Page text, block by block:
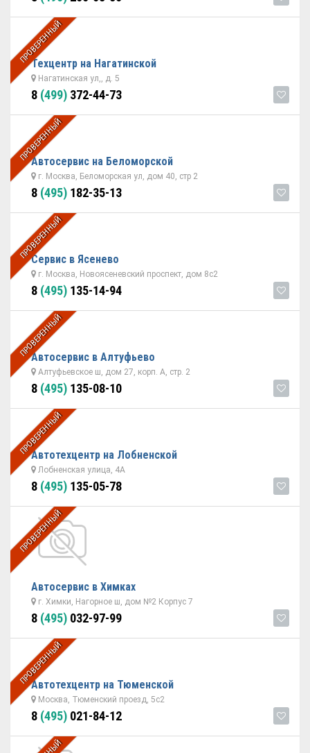
ПРОВЕРЕННЫЙ
Техцентр на Нагатинской
Нагатинская ул,, д. 5
8 (499) 372-44-73
ПРОВЕРЕННЫЙ
Автосервис на Беломорской
г. Москва, Беломорская ул, дом 40, стр 2
8 (495) 182-35-13
ПРОВЕРЕННЫЙ
Сервис в Ясенево
г. Москва, Новоясеневский проспект, дом 8с2
8 (495) 135-14-94
ПРОВЕРЕННЫЙ
Автосервис в Алтуфьево
Алтуфьевское ш, дом 27, корп. А, стр. 2
8 (495) 135-08-10
ПРОВЕРЕННЫЙ
Автотехцентр на Лобненской
Лобненская улица, 4А
8 (495) 135-05-78
ПРОВЕРЕННЫЙ
Автосервис в Химках
г. Химки, Нагорное ш, дом №2 Корпус 7
8 (495) 032-97-99
ПРОВЕРЕННЫЙ
Автотехцентр на Тюменской
Москва, Тюменский проезд, 5с2
8 (495) 021-84-12